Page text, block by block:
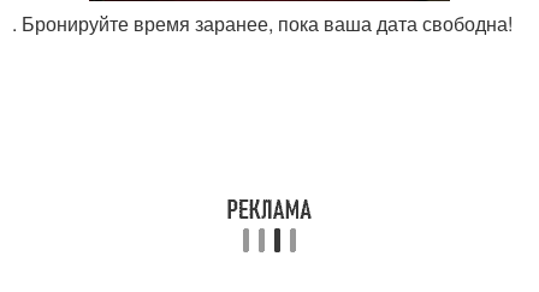
. Бронируйте время заранее, пока ваша дата свободна!